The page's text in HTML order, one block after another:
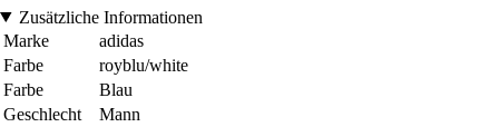
Zusätzliche Informationen
Marke
adidas
Farbe
royblu/white
Farbe
Blau
Geschlecht
Mann